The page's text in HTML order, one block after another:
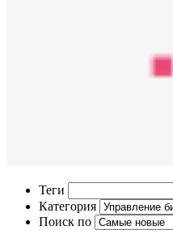
Теги
Категория
Поиск по